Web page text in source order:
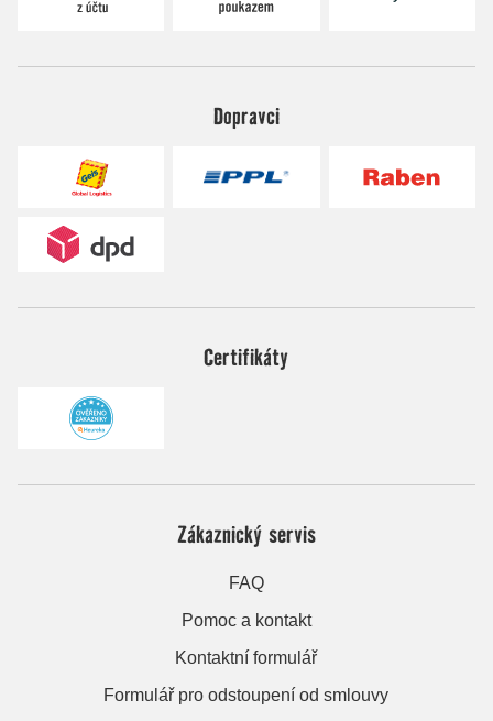
Dopravci
Certifikáty
Zákaznický servis
FAQ
Pomoc a kontakt
Kontaktní formulář
Formulář pro odstoupení od smlouvy